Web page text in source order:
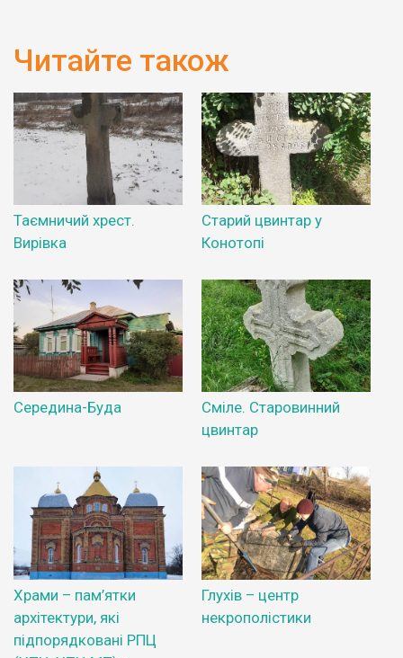
Читайте також
Таємничий хрест.
Вирівка
Старий цвинтар у
Конотопі
Середина-Буда
Сміле. Старовинний
цвинтар
Храми – пам’ятки
архітектури, які
підпорядковані РПЦ
Глухів – центр
некрополістики